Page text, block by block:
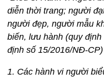
diễn thời trang; người
người đẹp, người mẫu
biến, lưu hành (quy
định số 15/2016/NĐ-CP)
1. Các hành vi người